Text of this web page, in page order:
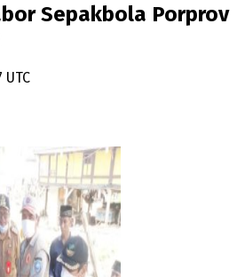
Sepakbola Porprov
UTC